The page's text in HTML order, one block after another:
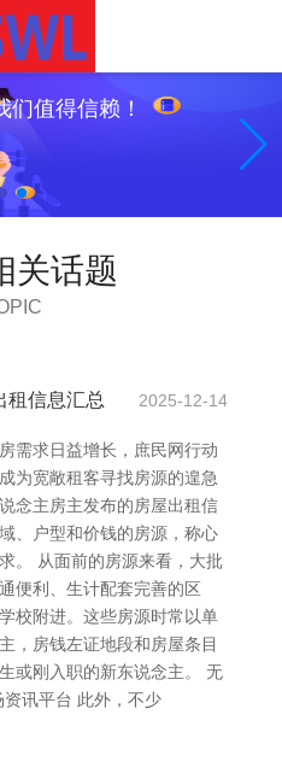
们值得信赖！
关话题
租信息汇总 2025-12-14
需求日益增长，庶民网行动
为宽敞租客寻找房源的遑急
念主房主发布的房屋出租信
、户型和价钱的房源，称心
。 从面前的房源来看，大批
便利、生计配套完善的区
校附进。这些房源时常以单
，房钱左证地段和房屋条目
或刚入职的新东说念主。 无
讯平台 此外，不少